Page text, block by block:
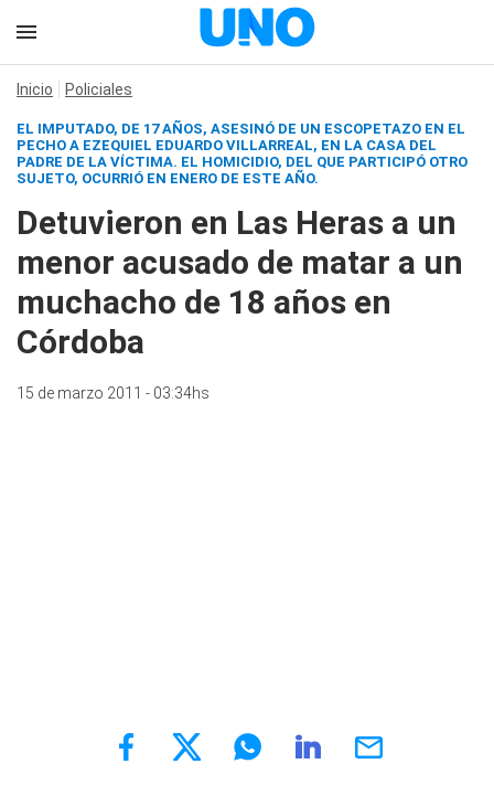
Inicio Policiales
EL IMPUTADO, DE 17 AÑOS, ASESINÓ DE UN ESCOPETAZO EN EL
PECHO A EZEQUIEL EDUARDO VILLARREAL, EN LA CASA DEL
PADRE DE LA VÍCTIMA. EL HOMICIDIO, DEL QUE PARTICIPÓ OTRO
SUJETO, OCURRIÓ EN ENERO DE ESTE AÑO.
Detuvieron en Las Heras a un
menor acusado de matar a un
muchacho de 18 años en
Córdoba
15 de marzo 2011 - 03:34hs